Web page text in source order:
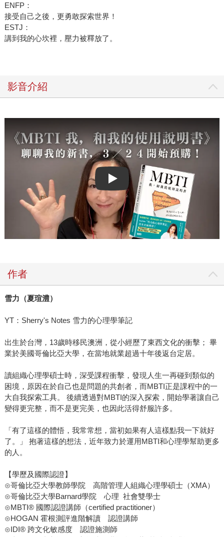
ENFP：
接受自己之後，更勇敢探索世界！
ESTJ：
講到我的心坎裡，壓力被釋放了。
影音介紹
Play video
作者
雪力（夏瑄澧）
YT：Sherry's Notes 雪力的心理學筆記
出生於台灣，13歲時移民澳洲，從小經歷了東西文化的衝擊； 畢
業於美國哥倫比亞大學，在當地就業超過十年後返台定居。
讀組織心理學碩士時，深受課程衝擊，發現人生一再碰到類似的
困境，原因在於自己也是問題的共創者，而MBTI正是課程中的一
大自我探索工具。 後續透過對MBTI的深入探索，開始學著讓自己
變得更完整，而不是更完美，也因此活得舒服許多。
「有了這樣的體悟，我常常想，當初如果有人這樣點我一下就好
了。」 抱著這樣的想法，近年致力於運用MBTI和心理學幫助更多
的人。
【學歷及國際認證】
⊙哥倫比亞大學教師學院 高階管理人組織心理學碩士（XMA）
⊙哥倫比亞大學Barnard學院 心理 社會雙學士
⊙MBTI® 國際認證講師（certified practitioner）
⊙HOGAN 霍根測評進階解讀 認證講師
⊙IDI® 跨文化敏感度 認證施測師